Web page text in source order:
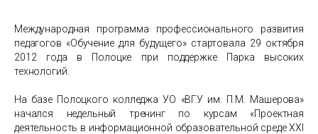
Международная программа профессионального развития
педагогов «Обучение для будущего» стартовала 29 октября
2012 года в Полоцке при поддержке Парка высоких
технологий.
На базе Полоцкого колледжа УО «ВГУ им. П.М. Машерова»
начался недельный тренинг по курсам «Проектная
деятельность в информационной образовательной среде XXI